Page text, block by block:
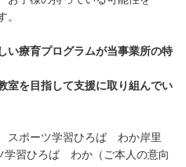
。
い療育プログラムが当事業所の特
室を目指して支援に取り組んでい
スポーツ学習ひろば わか岸里
習ひろば わか（ご本人の意向